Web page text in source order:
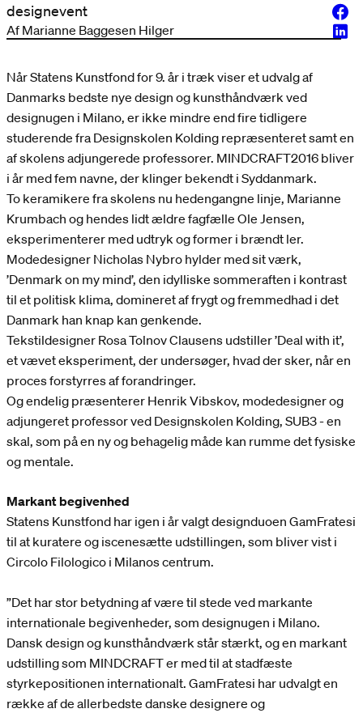
designevent
Af Marianne Baggesen Hilger
Når Statens Kunstfond for 9. år i træk viser et udvalg af
Danmarks bedste nye design og kunsthåndværk ved
designugen i Milano, er ikke mindre end fire tidligere
studerende fra Designskolen Kolding repræsenteret samt en
af skolens adjungerede professorer. MINDCRAFT2016 bliver
i år med fem navne, der klinger bekendt i Syddanmark.
To keramikere fra skolens nu hedengangne linje, Marianne
Krumbach og hendes lidt ældre fagfælle Ole Jensen,
eksperimenterer med udtryk og former i brændt ler.
Modedesigner Nicholas Nybro hylder med sit værk,
’Denmark on my mind’, den idylliske sommeraften i kontrast
til et politisk klima, domineret af frygt og fremmedhad i det
Danmark han knap kan genkende.
Tekstildesigner Rosa Tolnov Clausens udstiller ’Deal with it’,
et vævet eksperiment, der undersøger, hvad der sker, når en
proces forstyrres af forandringer.
Og endelig præsenterer Henrik Vibskov, modedesigner og
adjungeret professor ved Designskolen Kolding, SUB3 - en
skal, som på en ny og behagelig måde kan rumme det fysiske
og mentale.
Markant begivenhed
Statens Kunstfond har igen i år valgt designduoen GamFratesi
til at kuratere og iscenesætte udstillingen, som bliver vist i
Circolo Filologico i Milanos centrum.
”Det har stor betydning af være til stede ved markante
internationale begivenheder, som designugen i Milano.
Dansk design og kunsthåndværk står stærkt, og en markant
udstilling som MINDCRAFT er med til at stadfæste
styrkepositionen internationalt. GamFratesi har udvalgt en
række af de allerbedste danske designere og